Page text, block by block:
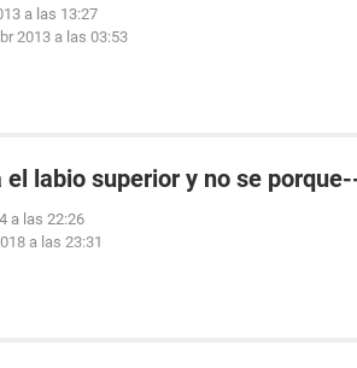
a las 13:27
2013 a las 03:53
el labio superior y no se
a las 22:26
a las 23:31